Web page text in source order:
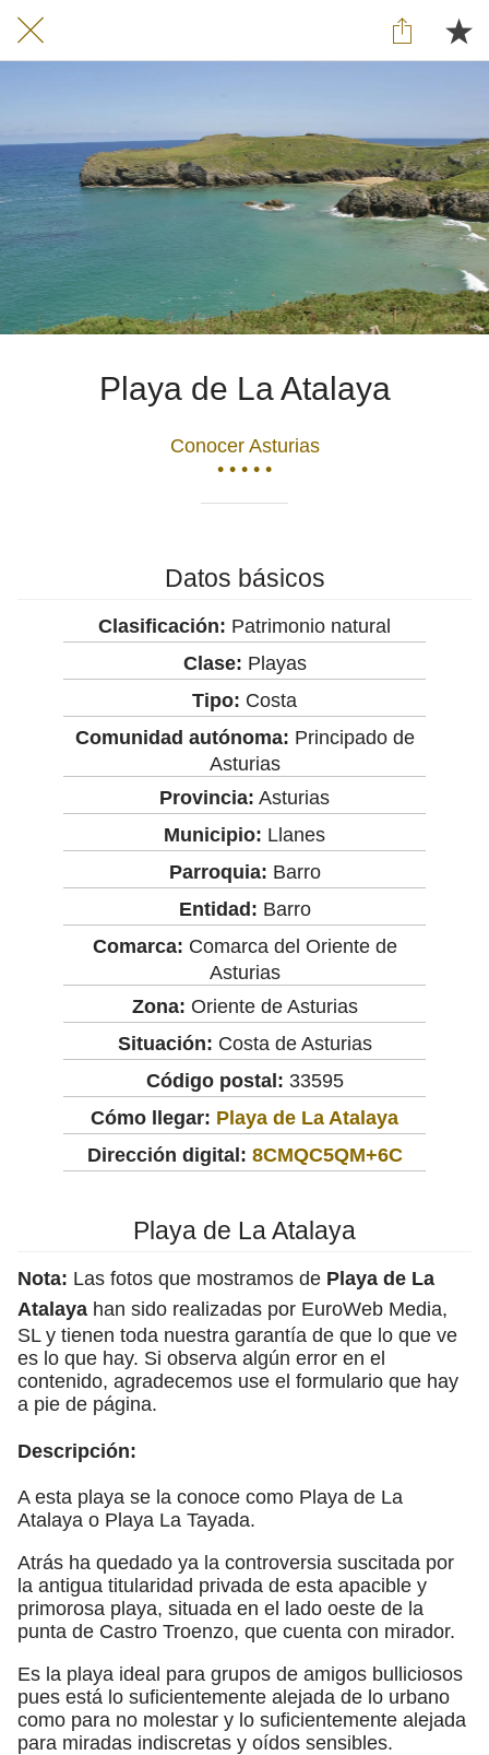
Playa de La Atalaya
Conocer Asturias
• • • • •
Datos básicos
Clasificación: Patrimonio natural
Clase: Playas
Tipo: Costa
Comunidad autónoma: Principado de
Asturias
Provincia: Asturias
Municipio: Llanes
Parroquia: Barro
Entidad: Barro
Comarca: Comarca del Oriente de
Asturias
Zona: Oriente de Asturias
Situación: Costa de Asturias
Código postal: 33595
Cómo llegar: Playa de La Atalaya
Dirección digital: 8CMQC5QM+6C
Playa de La Atalaya
Nota: Las fotos que mostramos de Playa de La
Atalaya han sido realizadas por EuroWeb Media,
SL y tienen toda nuestra garantía de que lo que ve
es lo que hay. Si observa algún error en el
contenido, agradecemos use el formulario que hay
a pie de página.
Descripción:
A esta playa se la conoce como Playa de La
Atalaya o Playa La Tayada.
Atrás ha quedado ya la controversia suscitada por
la antigua titularidad privada de esta apacible y
primorosa playa, situada en el lado oeste de la
punta de Castro Troenzo, que cuenta con mirador.
Es la playa ideal para grupos de amigos bulliciosos
pues está lo suficientemente alejada de lo urbano
como para no molestar y lo suficientemente alejada
para miradas indiscretas y oídos sensibles.